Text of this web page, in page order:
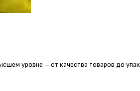
уровне – от качества товаров до